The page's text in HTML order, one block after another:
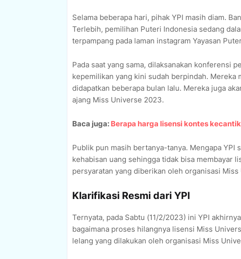
Selama beberapa hari, pihak YPI masih diam.
Terlebih, pemilihan Puteri Indonesia sedang
terpampang pada laman instagram Yayasan
Pada saat yang sama, dilaksanakan konferensi
kepemilikan yang kini sudah berpindah.
didapatkan beberapa bulan lalu. Mereka juga
ajang Miss Universe 2023.
Baca juga: Berapa harga lisensi kontes
Publik pun masih bertanya-tanya. Mengapa YPI
kehabisan uang sehingga tidak bisa membayar
persyaratan yang diberikan oleh organisasi Miss
Klarifikasi Resmi dari YPI
Ternyata, pada Sabtu (11/2/2023) ini YPI
bagaimana proses hilangnya lisensi Miss
lelang yang dilakukan oleh organisasi Miss